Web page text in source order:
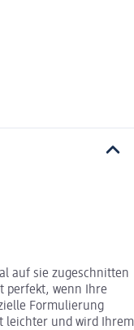
auf sie zugeschnitten
perfekt, wenn Ihre
Formulierung
leichter und wird Ihrem